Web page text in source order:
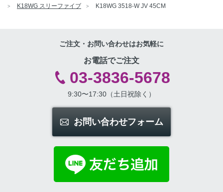
K18WG スリーファイブ
K18WG 3518-W JV 45CM
ご注文・お問い合わせはお気軽に
お電話でご注文
03-3836-5678
9:30〜17:30（土日祝除く）
お問い合わせフォーム